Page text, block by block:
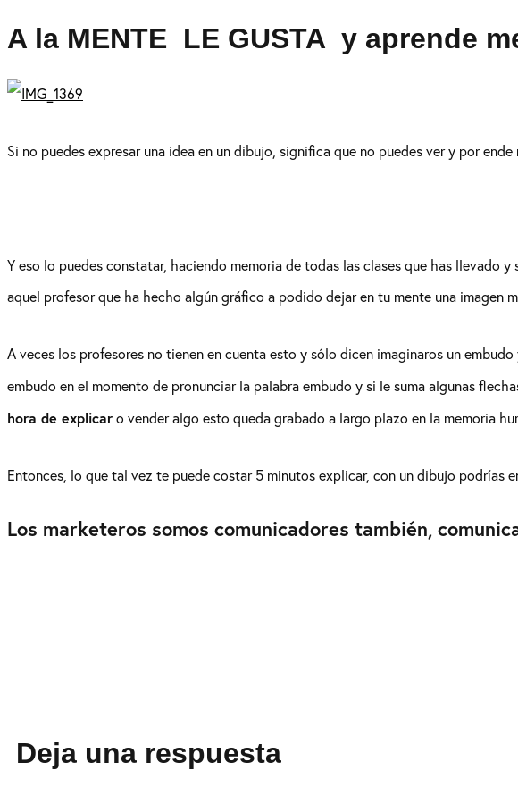
A la MENTE LE GUSTA y aprende
Si no puedes expresar una idea en un dibujo, significa que no puedes ver y por
Y eso lo puedes constatar, haciendo memoria de todas las clases que has llevado y
aquel profesor que ha hecho algún gráfico a podido dejar en tu mente una imagen
A veces los profesores no tienen en cuenta esto y sólo dicen imaginaros un
embudo en el momento de pronunciar la palabra embudo y si le suma algunas
hora de explicar o vender algo esto queda grabado a largo plazo en la memoria
Entonces, lo que tal vez te puede costar 5 minutos explicar, con un dibujo
Los marketeros somos comunicadores también,
Deja una respuesta